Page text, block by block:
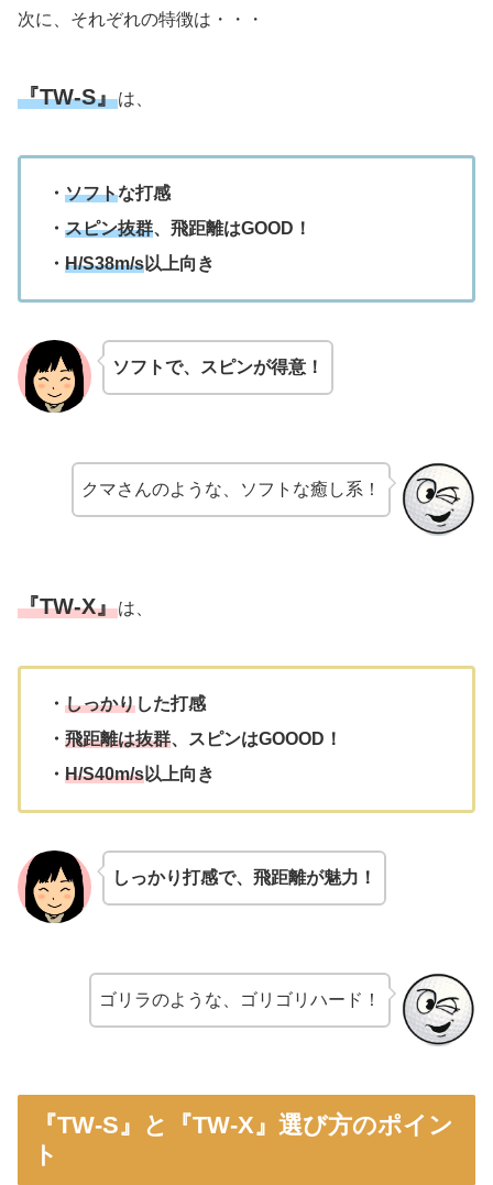
次に、それぞれの特徴は・・・
『TW-S』は、
・ ソフトな打感
・ スピン抜群、飛距離はGOOD！
・ H/S38m/s以上向き
ソフトで、スピンが得意！
クマさんのような、ソフトな癒し系！
『TW-X』は、
・ しっかりした打感
・ 飛距離は抜群、スピンはGOOOD！
・ H/S40m/s以上向き
しっかり打感で、飛距離が魅力！
ゴリラのような、ゴリゴリハード！
『TW-S』と『TW-X』選び方のポイン
ト